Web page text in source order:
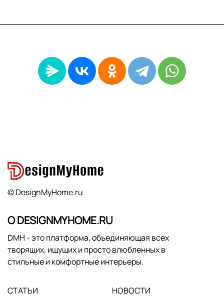
© DesignMyHome.ru
О DESIGNMYHOME.RU
DMH - это платформа, объединяющая всех
творящих, ищущих и просто влюбленных в
стильные и комфортные интерьеры.
СТАТЬИ НОВОСТИ